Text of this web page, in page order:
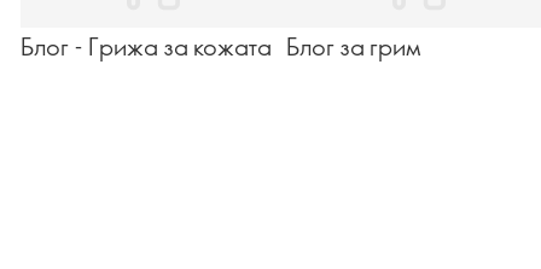
Блог - Грижа за кожата Блог за грим